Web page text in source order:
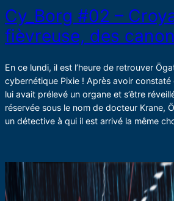
Cy_Borg #02 –
fièvreuse, des
En ce lundi, il est l’heure de retrouver
cybernétique Pixie ! Après avoir constaté
lui avait prélevé un organe et s’être
réservée sous le nom de docteur Krane,
un détective à qui il est arrivé la même